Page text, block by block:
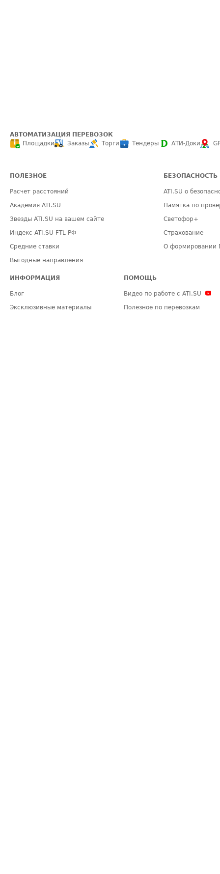
АВТОМАТИЗАЦИЯ ПЕРЕВОЗОК
Площадки
Заказы Торги Тендеры АТИ-Доки
ПОЛЕЗНОЕ
Расчет расстояний
Академия ATI.SU
Звезды ATI.SU на вашем сайте
Индекс ATI.SU FTL РФ
Средние ставки
Выгодные направления
БЕЗОПАСНОСТЬ
ATI.SU о
Памятка по
Светофор+
Страхование
О формировании
ИНФОРМАЦИЯ
Блог
Эксклюзивные материалы
ПОМОЩЬ
Видео по работе с ATI.SU
Полезное по перевозкам